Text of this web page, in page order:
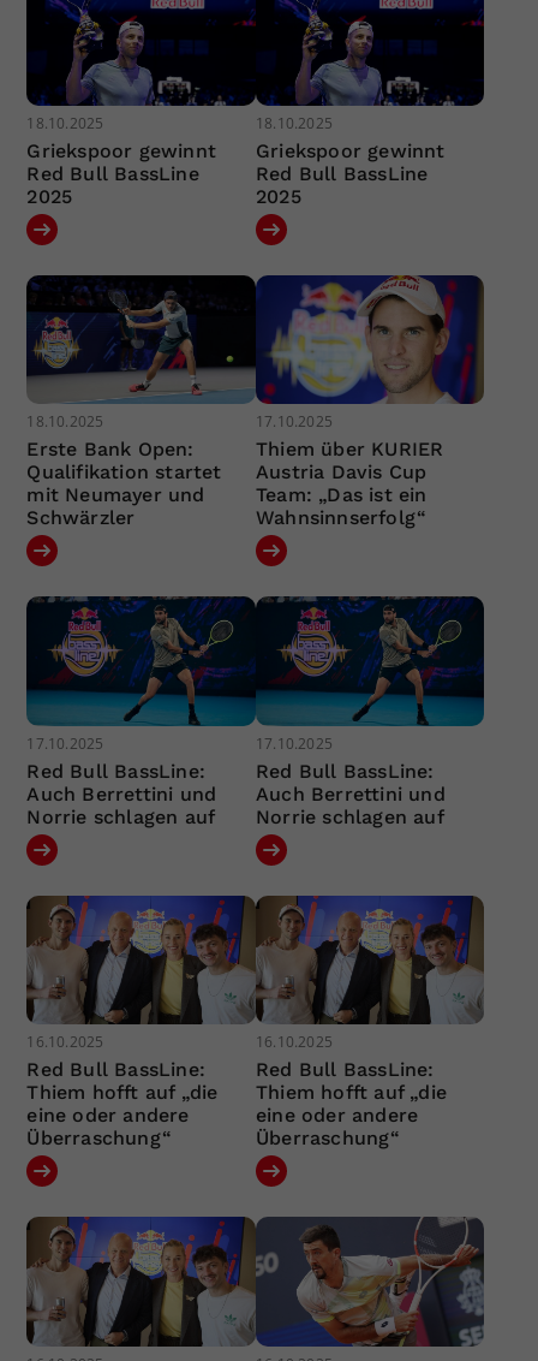
18.10.2025
Griekspoor gewinnt
Red Bull BassLine
2025
18.10.2025
Griekspoor gewinnt
Red Bull BassLine
2025
18.10.2025
Erste Bank Open:
Qualifikation startet
mit Neumayer und
Schwärzler
17.10.2025
Thiem über KURIER
Austria Davis Cup
Team: „Das ist ein
Wahnsinnserfolg“
17.10.2025
Red Bull BassLine:
Auch Berrettini und
Norrie schlagen auf
17.10.2025
Red Bull BassLine:
Auch Berrettini und
Norrie schlagen auf
16.10.2025
Red Bull BassLine:
Thiem hofft auf „die
eine oder andere
Überraschung“
16.10.2025
Red Bull BassLine:
Thiem hofft auf „die
eine oder andere
Überraschung“